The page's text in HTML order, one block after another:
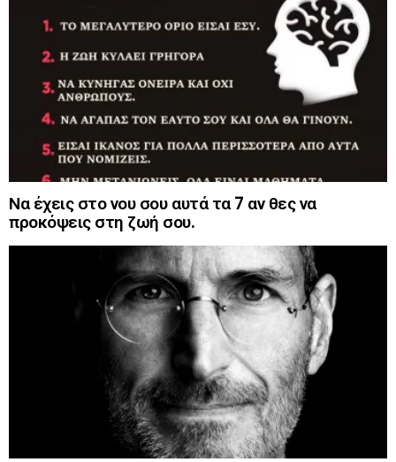
Να έχεις στο νου σου αυτά τα 7 αν θες να
προκόψεις στη ζωή σου.